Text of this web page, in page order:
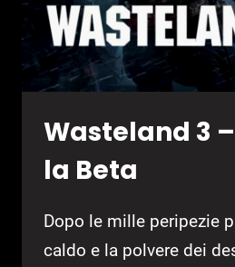
Wasteland 3
la Beta
Dopo le mille peripezie
caldo e la polvere dei